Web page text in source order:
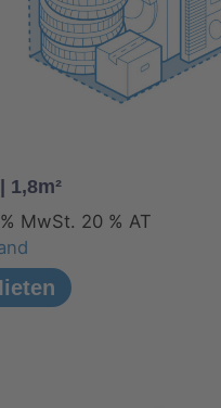
1,8m²
MwSt. 20 % AT